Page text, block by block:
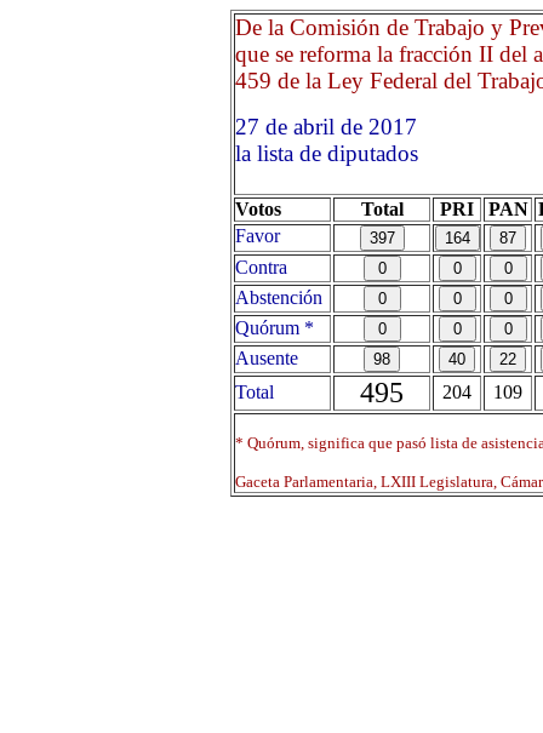
De la Comisión de Trabajo y
que se reforma la fracción II del
459 de la Ley Federal del
27 de abril de 2017
la lista de diputados
Votos Total PRI PAN
Favor
Contra
Abstención
Quórum *
Ausente
Total
495 204 109
* Quórum, significa que pasó lista de
Gaceta Parlamentaria, LXIII Legislatura,